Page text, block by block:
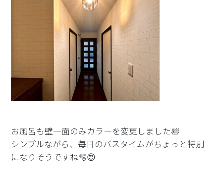
お風呂も壁一面のみカラーを変更しました🛀
シンプルながら、毎日のバスタイムがちょっと特別
になりそうですね🫧😍